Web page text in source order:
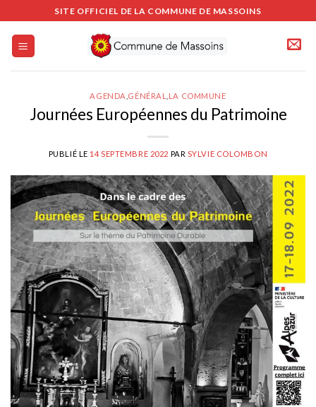
au
contenu
SITE OFFICIEL DE LA COMMUNE DE MASSOINS
AGENDA GÉNÉRAL LA COMMUNE
Journées Européennes du Patrimoine
PUBLIÉ LE 14 SEPTEMBRE 2022 PAR SYLVIE COLOMBON